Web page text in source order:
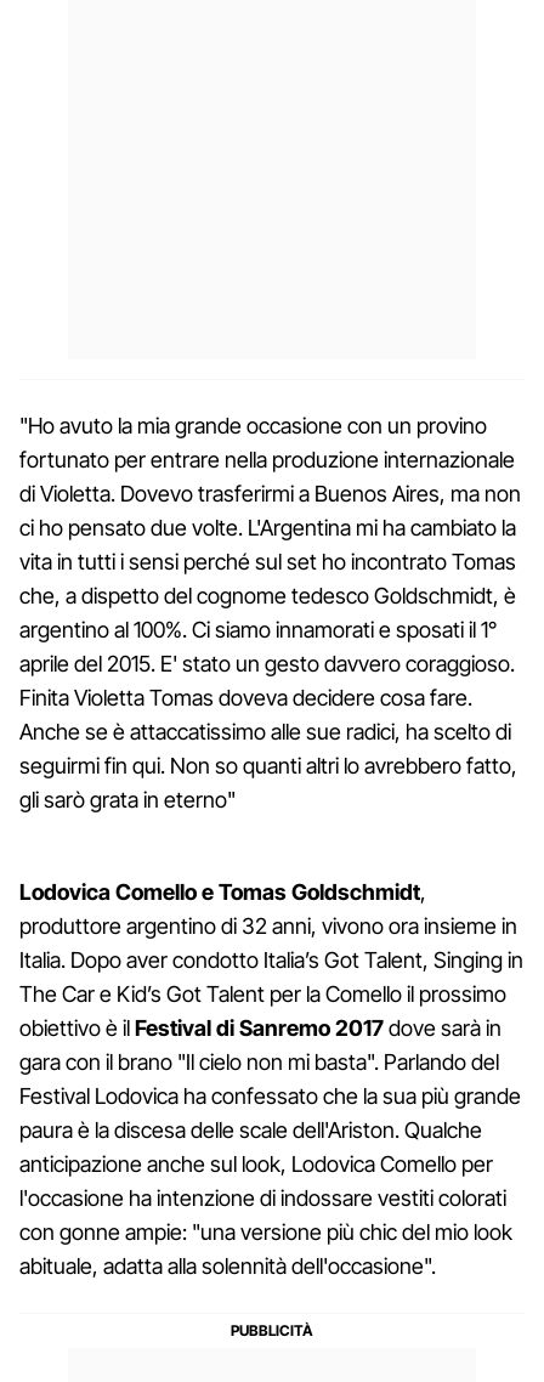
"Ho avuto la mia grande occasione con un provino
fortunato per entrare nella produzione internazionale
di Violetta. Dovevo trasferirmi a Buenos Aires, ma non
ci ho pensato due volte. L'Argentina mi ha cambiato la
vita in tutti i sensi perché sul set ho incontrato Tomas
che, a dispetto del cognome tedesco Goldschmidt, è
argentino al 100%. Ci siamo innamorati e sposati il 1°
aprile del 2015. E' stato un gesto davvero coraggioso.
Finita Violetta Tomas doveva decidere cosa fare.
Anche se è attaccatissimo alle sue radici, ha scelto di
seguirmi fin qui. Non so quanti altri lo avrebbero fatto,
gli sarò grata in eterno"
Lodovica Comello e Tomas Goldschmidt,
produttore argentino di 32 anni, vivono ora insieme in
Italia. Dopo aver condotto Italia’s Got Talent, Singing in
The Car e Kid’s Got Talent per la Comello il prossimo
obiettivo è ilFestival di Sanremo 2017dove sarà in
gara con il brano "Il cielo non mi basta". Parlando del
Festival Lodovica ha confessato che la sua più grande
paura è la discesa delle scale dell'Ariston. Qualche
anticipazione anche sul look, Lodovica Comello per
l'occasione ha intenzione di indossare vestiti colorati
con gonne ampie: "una versione più chic del mio look
abituale, adatta alla solennità dell'occasione".